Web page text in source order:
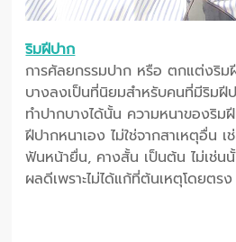
ริมฝีปาก
การศัลยกรรมปาก หรือ ตกแต่งริม
บางลงเป็นที่นิยมสำหรับคนที่มีริมฝี
ทำปากบางได้นั้น ความหนาของริม
ฝีปากหนาเอง ไม่ใช่จากสาเหตุอื่น
ฟันหน้ายื่น, คางสั้น เป็นต้น ไม่เช่น
ผลดีเพราะไม่ได้แก้ที่ต้นเหตุโดยตรง